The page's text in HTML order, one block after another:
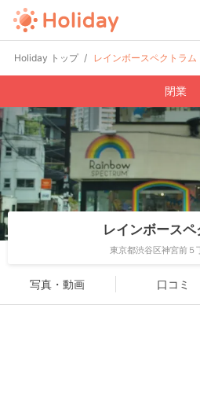
Holiday トップ レインボースペクトラム
閉業
レインボース
東京都渋谷区神宮前５
写真・動画 口コミ